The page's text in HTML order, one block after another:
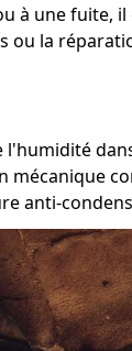
une fuite,
la
mécanique
anti-